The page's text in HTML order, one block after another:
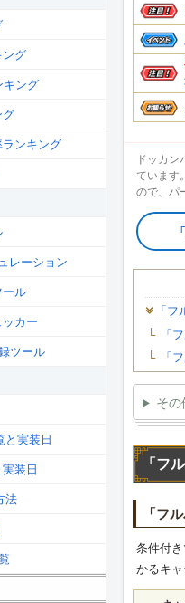
ドッカ
ています
ので、パ
「
「
「
そ
「フ
「フ
条件付
かるキャ
グ
キング
ンキング
レーション
ール
カー
ツール
と実装日
装日
法